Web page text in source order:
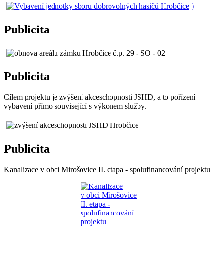
)
Publicita
Publicita
Cílem projektu je zvýšení akceschopnosti JSHD, a to pořízení
vybavení přímo související s výkonem služby.
Publicita
Kanalizace v obci Mirošovice II. etapa - spolufinancování projektu